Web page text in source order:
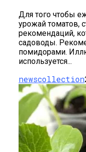
Для того чтобы
урожай томатов,
рекомендаций,
садоводы.
помидорами.
используется...
newscollection